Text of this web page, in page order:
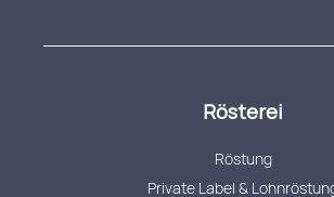
Rösterei
Röstung
Private Label &